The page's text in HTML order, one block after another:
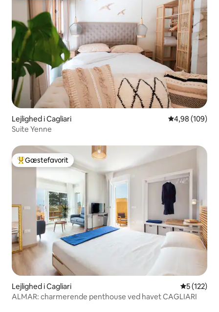
Lejlighed i Cagliari 4,98 ud af 5 i
4,98 (109)
Suite Yenne
Bedste gæstefavorit
Gæstefavorit
Lejlighed i Cagliari 5 ud af 5 i
5 (122)
ALMAR: charmerende penthouse ved havet CAGLIARI